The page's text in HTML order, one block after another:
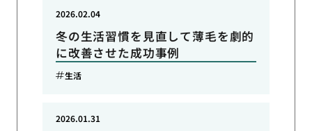
冬の生活習慣を見直して薄毛を劇的
に改善させた成功事例
2026.02.04
生活
2026.01.31